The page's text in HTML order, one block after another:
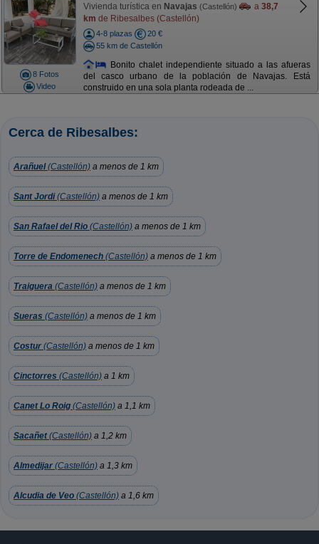
8 Fotos
Video
Vivienda turística en Navajas (Castellón) a 38,7
km de Ribesalbes (Castellón)
4-8 plazas
20 €
55 km de Castellón
Bonito chalet independiente situado a las afueras
del casco urbano de la población de Navajas. Está
construido en una sola planta rodeada de ...
Cerca de Ribesalbes:
Arañuel(Castellón) a menos de 1 km
Sant Jordi(Castellón) a menos de 1 km
San Rafael del Rio (Castellón) a menos de 1 km
Torre de Endomenech (Castellón) a menos de 1 km
Traiguera (Castellón) a menos de 1 km
Sueras (Castellón) a menos de 1 km
Costur (Castellón) a menos de 1 km
Cinctorres (Castellón) a 1 km
Canet Lo Roig (Castellón) a 1,1 km
Sacañet(Castellón) a 1,2 km
Almedijar (Castellón) a 1,3 km
Alcudia de Veo (Castellón) a 1,6 km